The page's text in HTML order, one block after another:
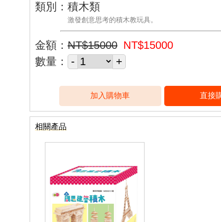
類別：積木類
激發創意思考的積木教玩具。
金額： NT$15000 NT$15000
數量：
相關產品